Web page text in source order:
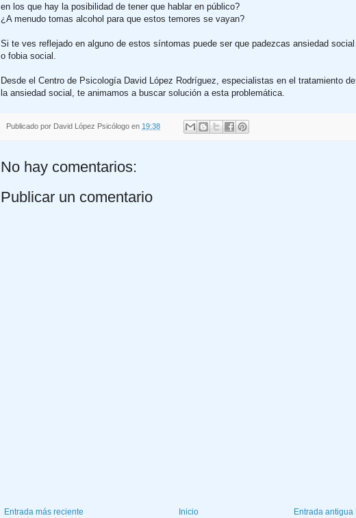
en los que hay la posibilidad de tener que hablar en público?
¿A menudo tomas alcohol para que estos temores se vayan?
Si te ves reflejado en alguno de estos síntomas puede ser que padezcas ansiedad social
o fobia social.
Desde el Centro de Psicología David López Rodríguez, especialistas en el tratamiento de
la ansiedad social, te animamos a buscar solución a esta problemática.
Publicado por David López Psicólogo en 19:38
No hay comentarios:
Publicar un comentario
Entrada más reciente Entrada antigua
Inicio